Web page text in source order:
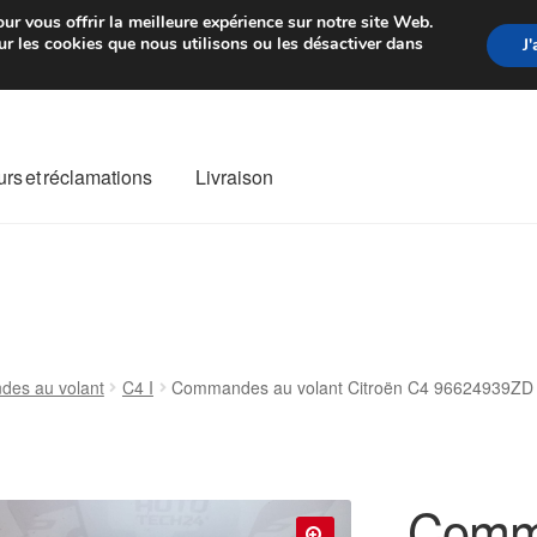
de 7 EUR Du lundi au
et réclamations Livraison
au volant C4 I Commandes au volant Citroën C4
vous offrir la meilleure expérience sur notre site Web.
les cookies que nous utilisons ou les désactiver dans